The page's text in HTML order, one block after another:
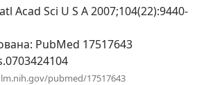
Acad Sci U S A 2007;104(22):9440-
‎: PubMed 17517643
pubmed/17517643